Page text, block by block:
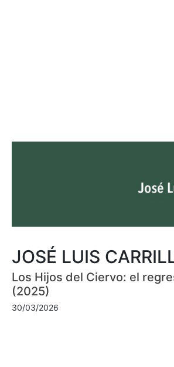
JOSÉ LUIS
Los Hijos del Ciervo: el
(2025)
30/03/2026